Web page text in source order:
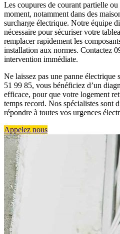
Les coupures de courant partielle
moment, notamment dans des
surcharge électrique. Notre équipe
nécessaire pour sécuriser votre
remplacer rapidement les
installation aux normes. Contactez
intervention immédiate.
Ne laissez pas une panne électrique
51 99 85, vous bénéficiez d’un
efficace, pour que votre logement
temps record. Nos spécialistes sont
répondre à toutes vos urgences
Appelez nous